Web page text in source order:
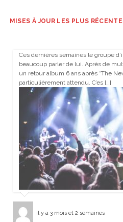
MISES À JOUR LES PLUS
Ces dernières semaines le groupe
beaucoup parler de lui. Après de
un retour album 6 ans après “The
particulièrement attendu. C’es […]
il y a 3 mois et 2 semaines